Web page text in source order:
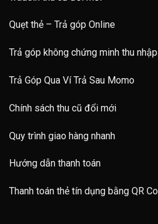
Quẹt thẻ – Trả góp Online
Trả góp không chứng minh thu
Trả Góp Qua Ví Trả Sau Momo
Chính sách thu cũ đổi mới
Quy trình giao hàng nhanh
Hướng dẫn thanh toán
Thanh toán thẻ tín dụng bằng QR